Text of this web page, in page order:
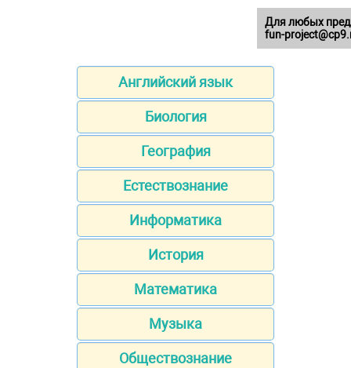
Английский язык
Биология
География
Естествознание
Информатика
История
Математика
Музыка
Обществознание
Для любых
fun-